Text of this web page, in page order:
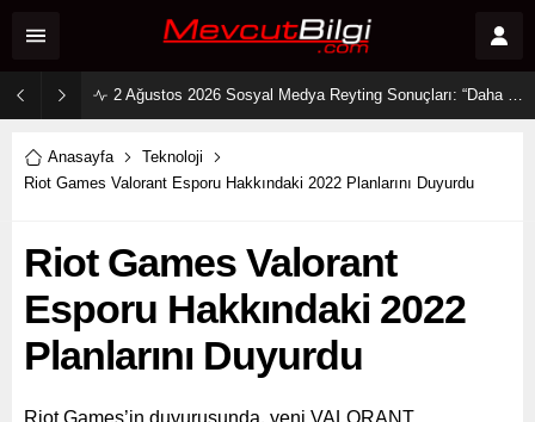
2 Ağustos 2026 Sosyal Medya Reyting Sonuçları: “Daha 17” Ekranlara Ambargo Koydu!
Anasayfa
Teknoloji
Riot Games Valorant Esporu Hakkındaki 2022 Planlarını Duyurdu
Riot Games Valorant
Esporu Hakkındaki 2022
Planlarını Duyurdu
Riot Games’in duyurusunda, yeni VALORANT